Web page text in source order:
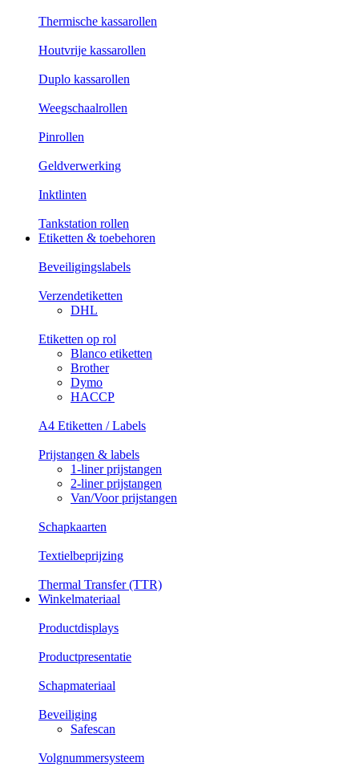
Thermische kassarollen
Houtvrije kassarollen
Duplo kassarollen
Weegschaalrollen
Pinrollen
Geldverwerking
Inktlinten
Tankstation rollen
Etiketten & toebehoren
Beveiligingslabels
Verzendetiketten
DHL
Etiketten op rol
Blanco etiketten
Brother
Dymo
HACCP
A4 Etiketten / Labels
Prijstangen & labels
1-liner prijstangen
2-liner prijstangen
Van/Voor prijstangen
Schapkaarten
Textielbeprijzing
Thermal Transfer (TTR)
Winkelmateriaal
Productdisplays
Productpresentatie
Schapmateriaal
Beveiliging
Safescan
Volgnummersysteem